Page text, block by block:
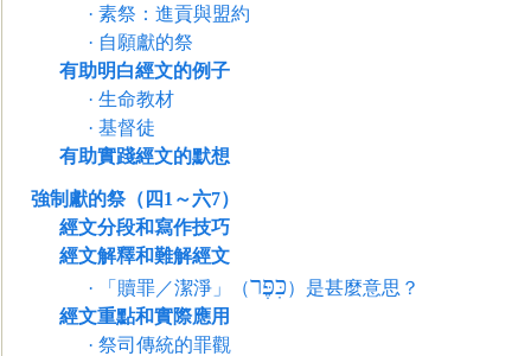
· 素祭：進貢與盟約
· 自願獻的祭
有助明白經文的例子
· 生命教材
· 基督徒
有助實踐經文的默想
強制獻的祭（四1～六7）
經文分段和寫作技巧
經文解釋和難解經文
·
「贖罪／潔淨」（כִּפֶּר）是甚麼意思？
經文重點和實際應用
· 祭司傳統的罪觀